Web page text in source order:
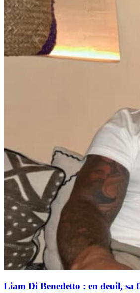
Liam Di Benedetto : en deuil, sa